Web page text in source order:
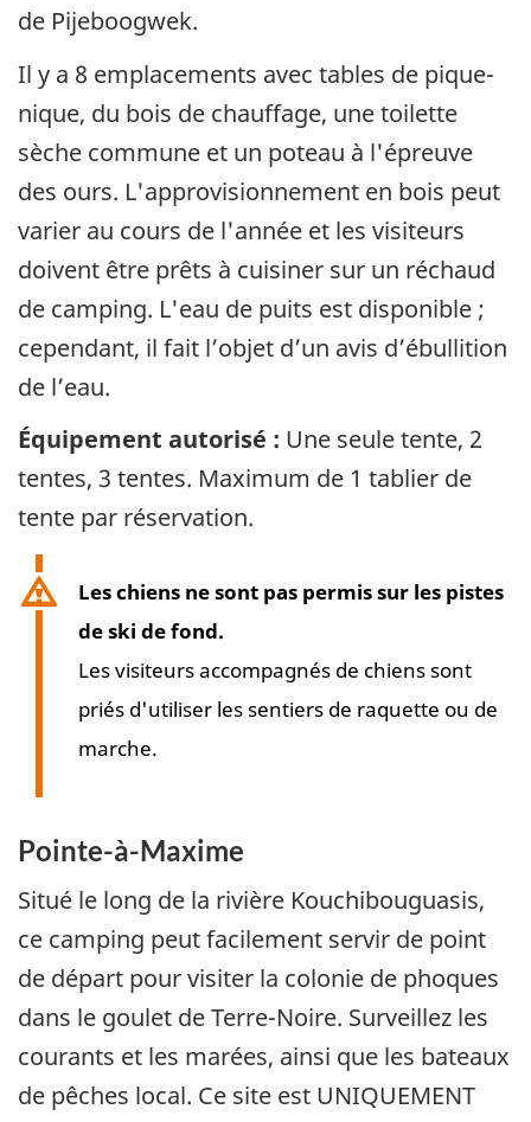
de Pijeboogwek.
Il y a 8 emplacements avec tables de pique-
nique, du bois de chauffage, une toilette
sèche commune et un poteau à l'épreuve
des ours. L'approvisionnement en bois peut
varier au cours de l'année et les visiteurs
doivent être prêts à cuisiner sur un réchaud
de camping. L'eau de puits est disponible ;
cependant, il fait l’objet d’un avis d’ébullition
de l’eau.
Équipement autorisé : Une seule tente, 2
tentes, 3 tentes. Maximum de 1 tablier de
tente par réservation.
Les chiens ne sont pas permis sur les pistes
de ski de fond.
Les visiteurs accompagnés de chiens sont
priés d'utiliser les sentiers de raquette ou de
marche.
Pointe-à-Maxime
Situé le long de la rivière Kouchibouguasis,
ce camping peut facilement servir de point
de départ pour visiter la colonie de phoques
dans le goulet de Terre-Noire. Surveillez les
courants et les marées, ainsi que les bateaux
de pêches local. Ce site est UNIQUEMENT